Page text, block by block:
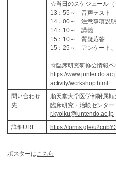
☆当日のスケジュール（
13：55～ 音声テスト
14：00～ 注意事項説
14：10～ 講義
15：10～ 質疑応答
15：25～ アンケート
☆臨床研究研修会情報ペ
https://
activity/workshop.html
問い合わせ
先
順天堂大学医学部附属
臨床研究・治験センタ
r.kyoiku@juntendo.ac.jp
詳細URL
https://forms.gle/
ポスターはこちら